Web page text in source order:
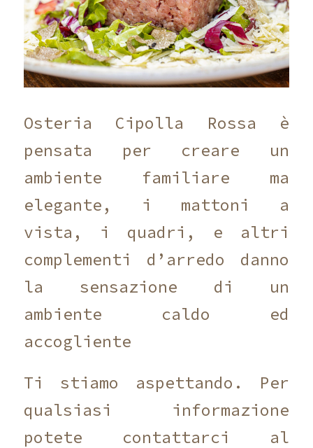
Osteria Cipolla Rossa è
pensata per creare un
ambiente familiare ma
elegante, i mattoni a
vista, i quadri, e altri
complementi d’arredo danno
la sensazione di un
ambiente caldo ed
accogliente
Ti stiamo aspettando. Per
qualsiasi informazione
potete contattarci al